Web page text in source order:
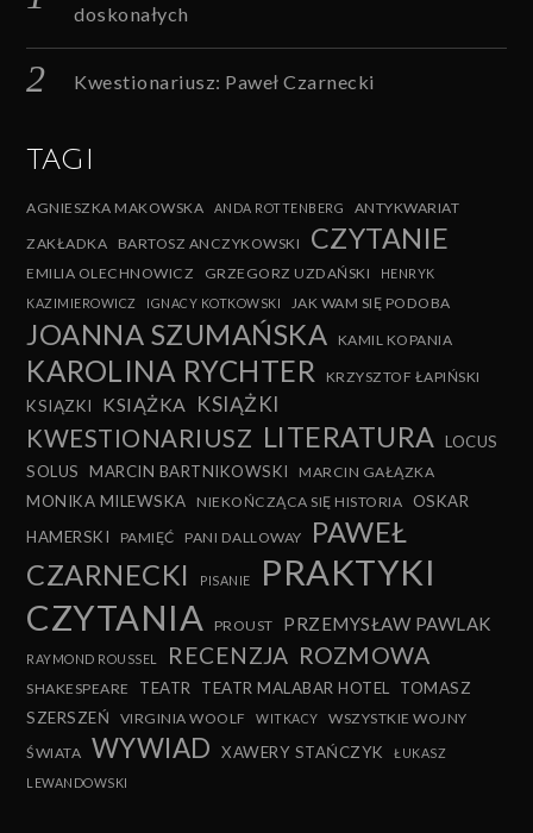
doskonałych
Kwestionariusz: Paweł Czarnecki
TAGI
AGNIESZKA MAKOWSKA ANDA ROTTENBERG
ANTYKWARIAT
ZAKŁADKA
BARTOSZ ANCZYKOWSKI CZYTANIE
EMILIA OLECHNOWICZ GRZEGORZ UZDAŃSKI
HENRYK
KAZIMIEROWICZ
IGNACY KOTKOWSKI JAK WAM SIĘ PODOBA
JOANNA SZUMAŃSKA KAMIL KOPANIA
KAROLINA RYCHTER KRZYSZTOF ŁAPIŃSKI
KSIĄZKI KSIĄŻKA KSIĄŻKI
KWESTIONARIUSZ LITERATURA LOCUS
SOLUS
MARCIN BARTNIKOWSKI MARCIN GAŁĄZKA
MONIKA MILEWSKA NIEKOŃCZĄCA SIĘ HISTORIA OSKAR
HAMERSKI
PAMIĘĆ PANI DALLOWAY
PAWEŁ
CZARNECKI
PISANIE
PRAKTYKI
CZYTANIA
PROUST PRZEMYSŁAW PAWLAK
RAYMOND ROUSSEL RECENZJA ROZMOWA
SHAKESPEARE TEATR TEATR MALABAR HOTEL
TOMASZ
SZERSZEŃ
VIRGINIA WOOLF WITKACY
WSZYSTKIE WOJNY
ŚWIATA WYWIAD XAWERY STAŃCZYK
ŁUKASZ
LEWANDOWSKI